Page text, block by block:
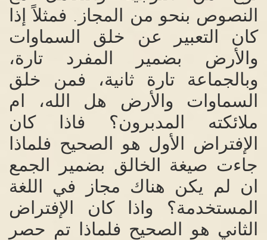
النصوص بنحو من المجاز . فمثلاً إذا
كان التعبير عن خلق السماوات
والأرض بضمير المفرد تارة،
وبالجماعة تارة ثانية، فمن خلق
السماوات والأرض هل الله، ام
ملائكته المدبرون؟ فاذا كان
الإفتراض الأول هو الصحيح فلماذا
جاءت صيغة الخالق بضمير الجمع
ان لم يكن هناك مجاز في اللغة
المستخدمة؟ واذا كان الإفتراض
الثاني هو الصحيح فلماذا تم حصر